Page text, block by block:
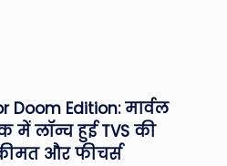
Doom Edition: मार्वल
लॉन्च हुई TVS की
और फीचर्स